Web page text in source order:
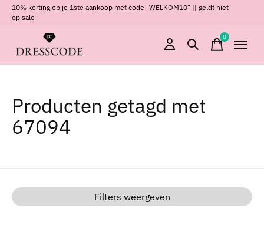
10% korting op je 1ste aankoop met code "WELKOM10" || geldt niet
op sale
0items
Producten getagd met
67094
Filters weergeven